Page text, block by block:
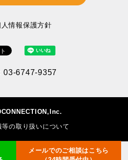
メールでのご相談はこちら
人情報保護方針
03-6747-9357
の取り扱いについて